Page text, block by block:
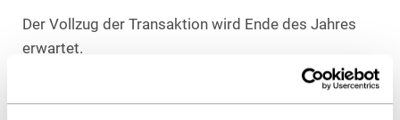
Der Vollzug der Transaktion wird Ende des Jahres
erwartet.